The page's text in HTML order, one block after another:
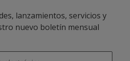
lanzamientos, servicios y
nuevo boletín mensual